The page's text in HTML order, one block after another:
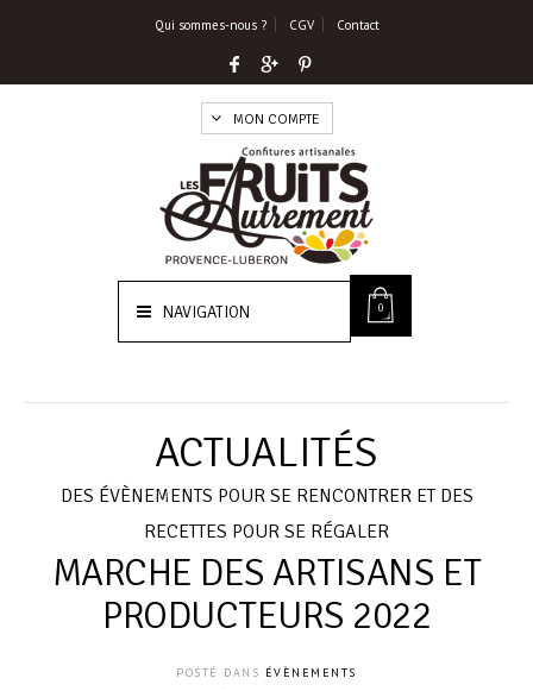
Qui sommes-nous ? CGV Contact
MON COMPTE
0
NAVIGATION
ACTUALITÉS
DES ÉVÈNEMENTS POUR SE RENCONTRER ET DES
RECETTES POUR SE RÉGALER
MARCHE DES ARTISANS ET
PRODUCTEURS 2022
POSTÉ DANS ÉVÈNEMENTS